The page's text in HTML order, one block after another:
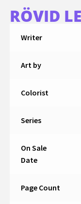
RÖVID
Writer
Art by
Colorist
Series
On Sale
Date
Page Count